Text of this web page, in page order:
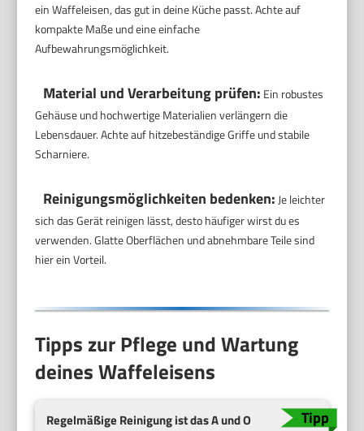
ein Waffeleisen, das gut in deine Küche passt. Achte auf
kompakte Maße und eine einfache
Aufbewahrungsmöglichkeit.
Material und Verarbeitung prüfen: Ein robustes
Gehäuse und hochwertige Materialien verlängern die
Lebensdauer. Achte auf hitzebeständige Griffe und stabile
Scharniere.
Reinigungsmöglichkeiten bedenken: Je leichter
sich das Gerät reinigen lässt, desto häufiger wirst du es
verwenden. Glatte Oberflächen und abnehmbare Teile sind
hier ein Vorteil.
Tipps zur Pflege und Wartung
deines Waffeleisens
Regelmäßige Reinigung ist das A und O